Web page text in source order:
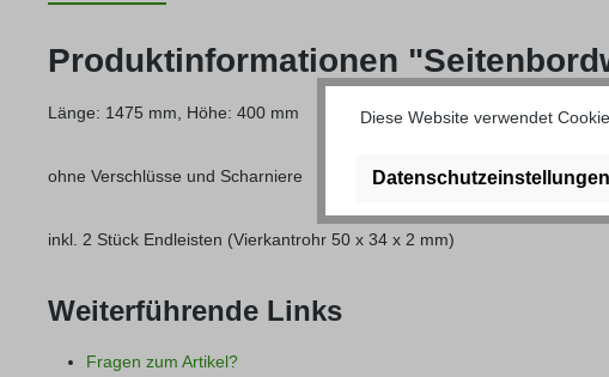
Produktinformationen
Länge: 1475 mm, Höhe: 400 mm
ohne Verschlüsse und Scharniere
inkl. 2 Stück Endleisten (Vierkantrohr 50 x 34 x 2 mm)
Weiterführende Links
Fragen zum Artikel?
Diese Website verwendet
Datenschutzeinstellungen